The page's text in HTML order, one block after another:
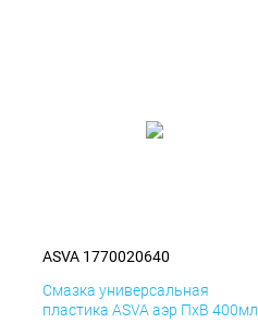
ASVA 1770020640
Смазка универсальная
пластика ASVA аэр ПхВ 400мл